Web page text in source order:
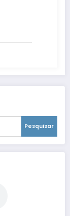
Pesquisar